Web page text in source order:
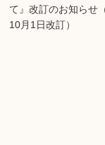
て』改訂のお知らせ
10月1日改訂）